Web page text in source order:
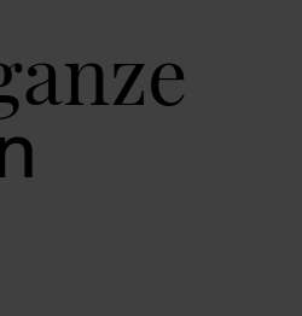
ganz